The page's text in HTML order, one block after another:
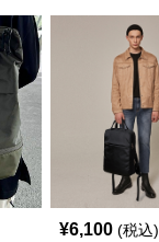
¥6,100 (税込)